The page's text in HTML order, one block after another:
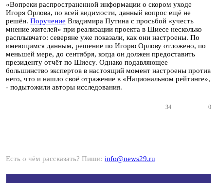
«Вопреки распространенной информации о скором уходе
Игоря Орлова, по всей видимости, данный вопрос ещё не
решён. Поручение Владимира Путина с просьбой «учесть
мнение жителей» при реализации проекта в Шиесе несколько
расплывчато: северяне уже показали, как они настроены. По
имеющимся данным, решение по Игорю Орлову отложено, по
меньшей мере, до сентября, когда он должен предоставить
президенту отчёт по Шиесу. Однако подавляющее
большинство экспертов в настоящий момент настроены против
него, что и нашло своё отражение в «Национальном рейтинге»,
- подытожили авторы исследования.
34 0
Есть о чём рассказать? Пиши: info@news29.ru